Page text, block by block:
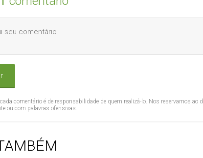
comentário é de responsabilidade de quem realizá-lo. Nos reservamos
ou com palavras ofensivas.